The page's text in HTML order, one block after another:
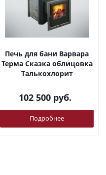
Печь для бани Варвара
Терма Сказка облицовка
Талькохлорит
102 500 руб.
Подробнее